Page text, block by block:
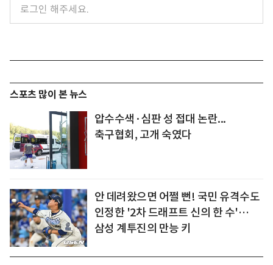
스포츠 많이 본 뉴스
압수수색·심판 성 접대 논란...
축구협회, 고개 숙였다
안 데려왔으면 어쩔 뻔! 국민 유격수도
인정한 '2차 드래프트 신의 한 수'…
삼성 계투진의 만능 키